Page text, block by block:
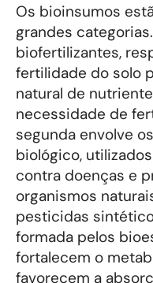
Os bioinsumos
grandes
biofertilizantes,
fertilidade do solo
natural de
necessidade de
segunda envolve
biológico,
contra doenças e
organismos
pesticidas
formada pelos
fortalecem o
favorecem a